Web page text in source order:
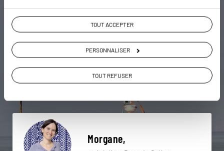
TOUT ACCEPTER
PERSONNALISER
TOUT REFUSER
Blaenau Ffestiniog Harlech Castle
Mines d'ardoises de Llechwedd Betws-y-Coed
Ben Nevis Black Head Caernarfon
Morgane,